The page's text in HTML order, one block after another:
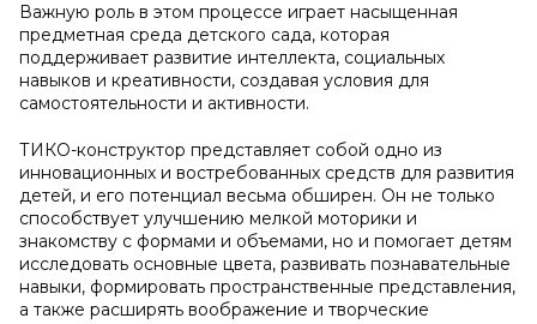
Важную роль в этом процессе играет насыщенная
предметная среда детского сада, которая
поддерживает развитие интеллекта, социальных
навыков и креативности, создавая условия для
самостоятельности и активности.
ТИКО-конструктор представляет собой одно из
инновационных и востребованных средств для развития
детей, и его потенциал весьма обширен. Он не только
способствует улучшению мелкой моторики и
знакомству с формами и объемами, но и помогает детям
исследовать основные цвета, развивать познавательные
навыки, формировать пространственные представления,
а также расширять воображение и творческие